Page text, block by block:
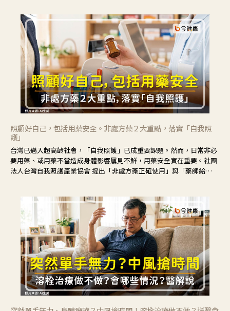
照顧好自己，包括用藥安全。非處方藥２大重點，落實「自我照
護」
台灣已邁入超高齡社會，「自我照護」已成重要課題。然而，日常非必
要用藥、或用藥不當造成身體影響屢見不鮮，用藥安全實在重要。社團
法人台灣自我照護產業協會 提出「非處方藥正確使用」與「藥師給